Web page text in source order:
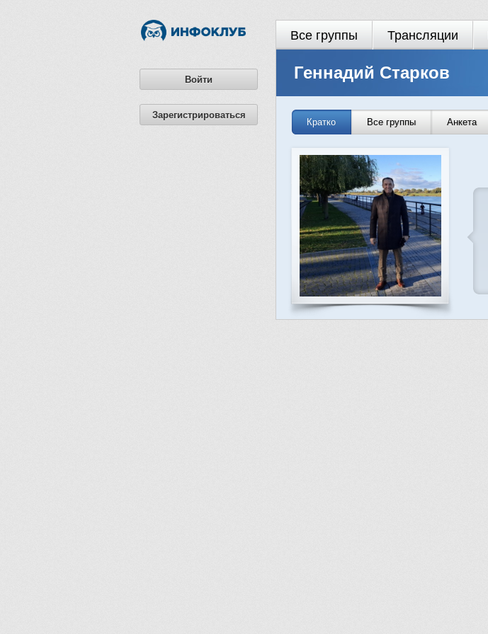
Войти
Зарегистрироваться
Все группы Трансляции
Геннадий Старков
Кратко Все группы Анкета